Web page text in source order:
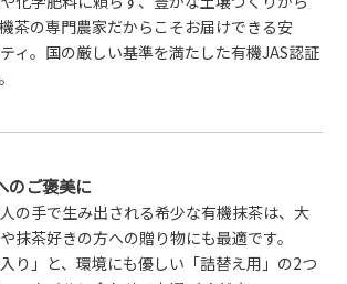
茶の専門農家だからこそお届けできる安
ィ。国の厳しい基準を満たした有機JAS認証
のご褒美に
の手で生み出される希少な有機抹茶は、大
抹茶好きの方への贈り物にも最適です。
り」と、環境にも優しい「詰替え用」の2つ